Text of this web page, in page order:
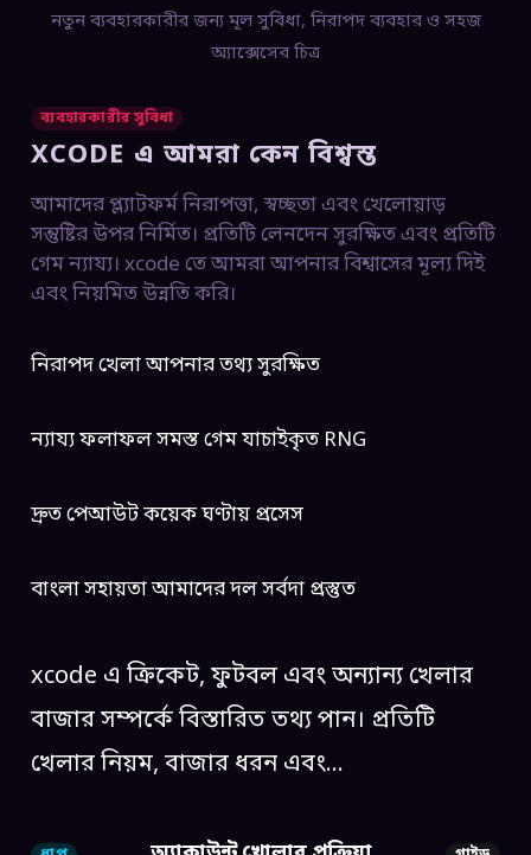
নতুন ব্যবহারকারীর জন্য মূল সুবিধা, নিরাপদ ব্যবহার ও সহজ
অ্যাক্সেসের চিত্র
ব্যবহারকারীর সুবিধা
XCODE এ আমরা কেন বিশ্বস্ত
আমাদের প্ল্যাটফর্ম নিরাপত্তা, স্বচ্ছতা এবং খেলোয়াড়
সন্তুষ্টির উপর নির্মিত। প্রতিটি লেনদেন সুরক্ষিত এবং প্রতিটি
গেম ন্যায্য। xcode তে আমরা আপনার বিশ্বাসের মূল্য দিই
এবং নিয়মিত উন্নতি করি।
নিরাপদ খেলা আপনার তথ্য সুরক্ষিত
ন্যায্য ফলাফল সমস্ত গেম যাচাইকৃত RNG
দ্রুত পেআউট কয়েক ঘণ্টায় প্রসেস
বাংলা সহায়তা আমাদের দল সর্বদা প্রস্তুত
xcode এ ক্রিকেট, ফুটবল এবং অন্যান্য খেলার
বাজার সম্পর্কে বিস্তারিত তথ্য পান। প্রতিটি
খেলার নিয়ম, বাজার ধরন এবং…